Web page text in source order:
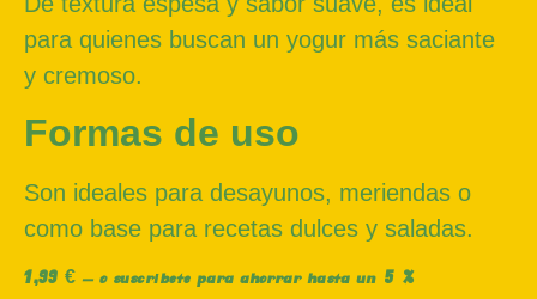
para quienes buscan un yogur más saciante
y cremoso.
Formas de uso
Son ideales para desayunos, meriendas o
como base para recetas dulces y saladas.
1,99 € — o suscríbete para ahorrar hasta un 5 %